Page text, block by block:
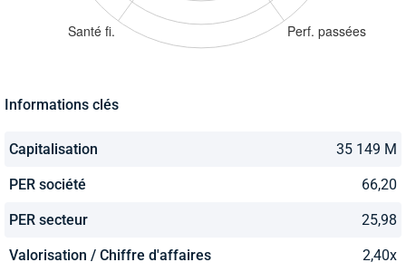
Informations clés
Capitalisation 35 149 M
PER société 66,20
PER secteur 25,98
Valorisation / Chiffre d'affaires 2,40x